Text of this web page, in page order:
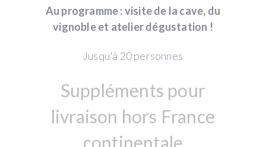
Au programme : visite de la cave, du
vignoble et atelier dégustation !
Jusqu'à 20 personnes
Suppléments pour
livraison hors France
continentale